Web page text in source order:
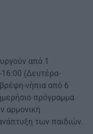
από 1
16:00 (Δευτέρα-
νήπια από 6
πρόγραμμα
αρμονική
των παιδιών.